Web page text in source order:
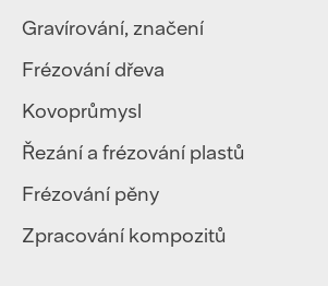
Gravírování, značení
Frézování dřeva
Kovoprůmysl
Řezání a frézování plastů
Frézování pěny
Zpracování kompozitů